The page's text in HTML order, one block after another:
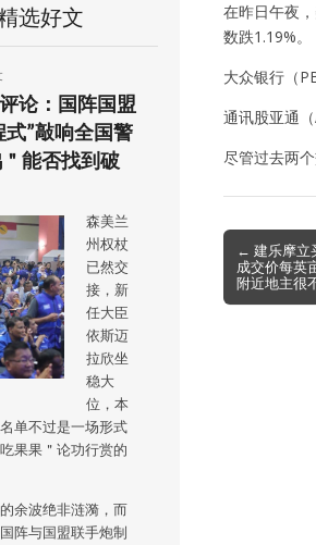
在昨日午夜
数跌1.19%。
大众银行（
通讯股亚通
尽管过去两
Post
navigation
← 建乐摩立
成交价每英
附近地主很
选好文
论：国阵国盟
式”敲响全国警
能否找到破
森美兰
州权杖
已然交
接，新
任大臣
依斯迈
拉欣坐
稳大
位，本
单不过是一场形式
果果＂论功行赏的
余波绝非涟漪，而
阵与国盟联手炮制